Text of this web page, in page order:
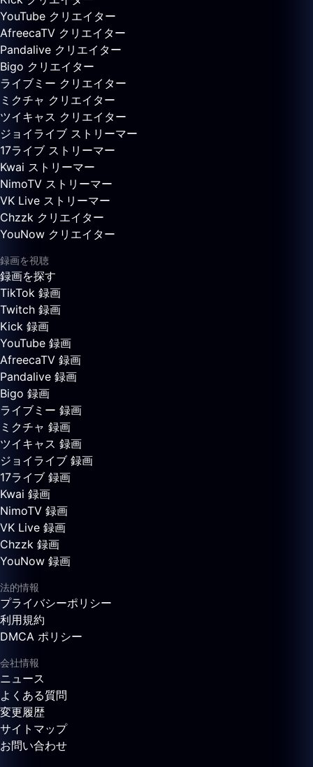
YouTube クリエイター
AfreecaTV クリエイター
Pandalive クリエイター
Bigo クリエイター
ライブミー クリエイター
ミクチャ クリエイター
ツイキャス クリエイター
ジョイライブ ストリーマー
17ライブ ストリーマー
Kwai ストリーマー
NimoTV ストリーマー
VK Live ストリーマー
Chzzk クリエイター
YouNow クリエイター
録画を視聴
録画を探す
TikTok 録画
Twitch 録画
Kick 録画
YouTube 録画
AfreecaTV 録画
Pandalive 録画
Bigo 録画
ライブミー 録画
ミクチャ 録画
ツイキャス 録画
ジョイライブ 録画
17ライブ 録画
Kwai 録画
NimoTV 録画
VK Live 録画
Chzzk 録画
YouNow 録画
法的情報
プライバシーポリシー
利用規約
DMCA ポリシー
会社情報
ニュース
よくある質問
変更履歴
サイトマップ
お問い合わせ